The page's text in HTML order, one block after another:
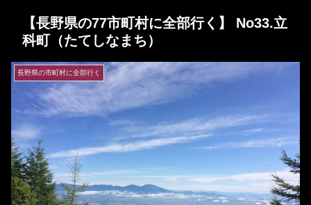
【長野県の77市町村に全部行く】 No33.立
科町（たてしなまち）
長野県の市町村に全部行く